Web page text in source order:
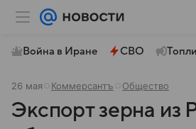
Война в Иране СВО
26 мая Коммерсантъ Общество
Экспорт зерна из